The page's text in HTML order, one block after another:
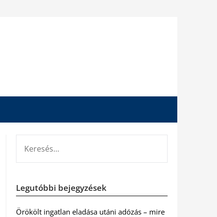
Legutóbbi bejegyzések
Örökölt ingatlan eladása utáni adózás – mire